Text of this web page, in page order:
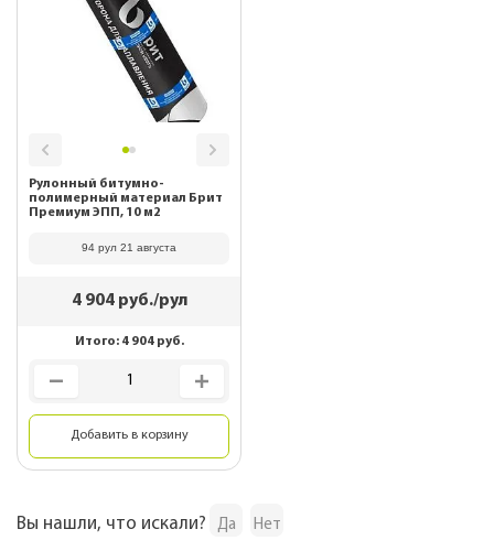
Рулонный битумно-
полимерный материал Брит
Премиум ЭПП, 10 м2
94 рул 21 августа
4 904руб./рул
Итого: 4 904руб.
Добавить в корзину
Вы нашли, что искали? Да Нет